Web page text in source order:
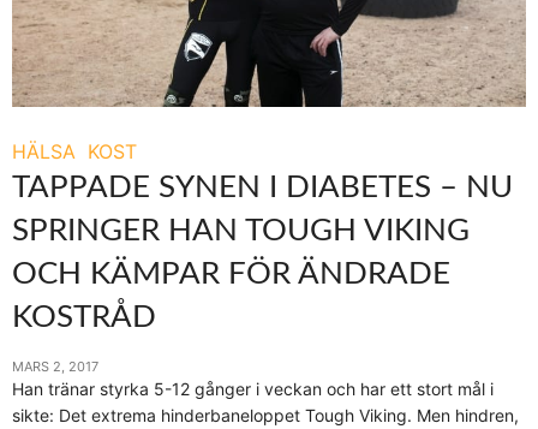
HÄLSA KOST
TAPPADE SYNEN I DIABETES – NU
SPRINGER HAN TOUGH VIKING
OCH KÄMPAR FÖR ÄNDRADE
KOSTRÅD
MARS 2, 2017
Han tränar styrka 5-12 gånger i veckan och har ett stort mål i
sikte: Det extrema hinderbaneloppet Tough Viking. Men hindren,